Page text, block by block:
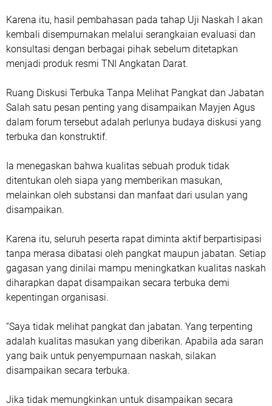
Karena itu, hasil pembahasan pada tahap Uji Naskah I akan
kembali disempurnakan melalui serangkaian evaluasi dan
konsultasi dengan berbagai pihak sebelum ditetapkan
menjadi produk resmi TNI Angkatan Darat.
Ruang Diskusi Terbuka Tanpa Melihat Pangkat dan Jabatan
‎Salah satu pesan penting yang disampaikan Mayjen Agus
dalam forum tersebut adalah perlunya budaya diskusi yang
terbuka dan konstruktif.
Ia menegaskan bahwa kualitas sebuah produk tidak
ditentukan oleh siapa yang memberikan masukan,
melainkan oleh substansi dan manfaat dari usulan yang
disampaikan.
Karena itu, seluruh peserta rapat diminta aktif berpartisipasi
tanpa merasa dibatasi oleh pangkat maupun jabatan. Setiap
gagasan yang dinilai mampu meningkatkan kualitas naskah
diharapkan dapat disampaikan secara terbuka demi
kepentingan organisasi.
“Saya tidak melihat pangkat dan jabatan. Yang terpenting
adalah kualitas masukan yang diberikan. Apabila ada saran
yang baik untuk penyempurnaan naskah, silakan
disampaikan secara terbuka.
Jika tidak memungkinkan untuk disampaikan secara